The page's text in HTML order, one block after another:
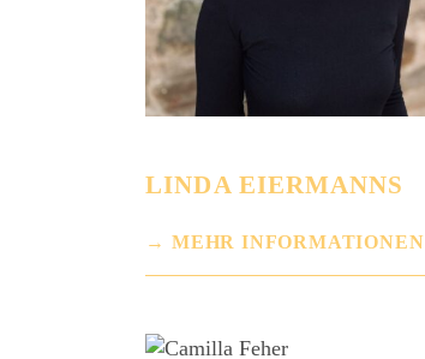
LINDA EIERMANNS
MEHR INFORMATIONEN